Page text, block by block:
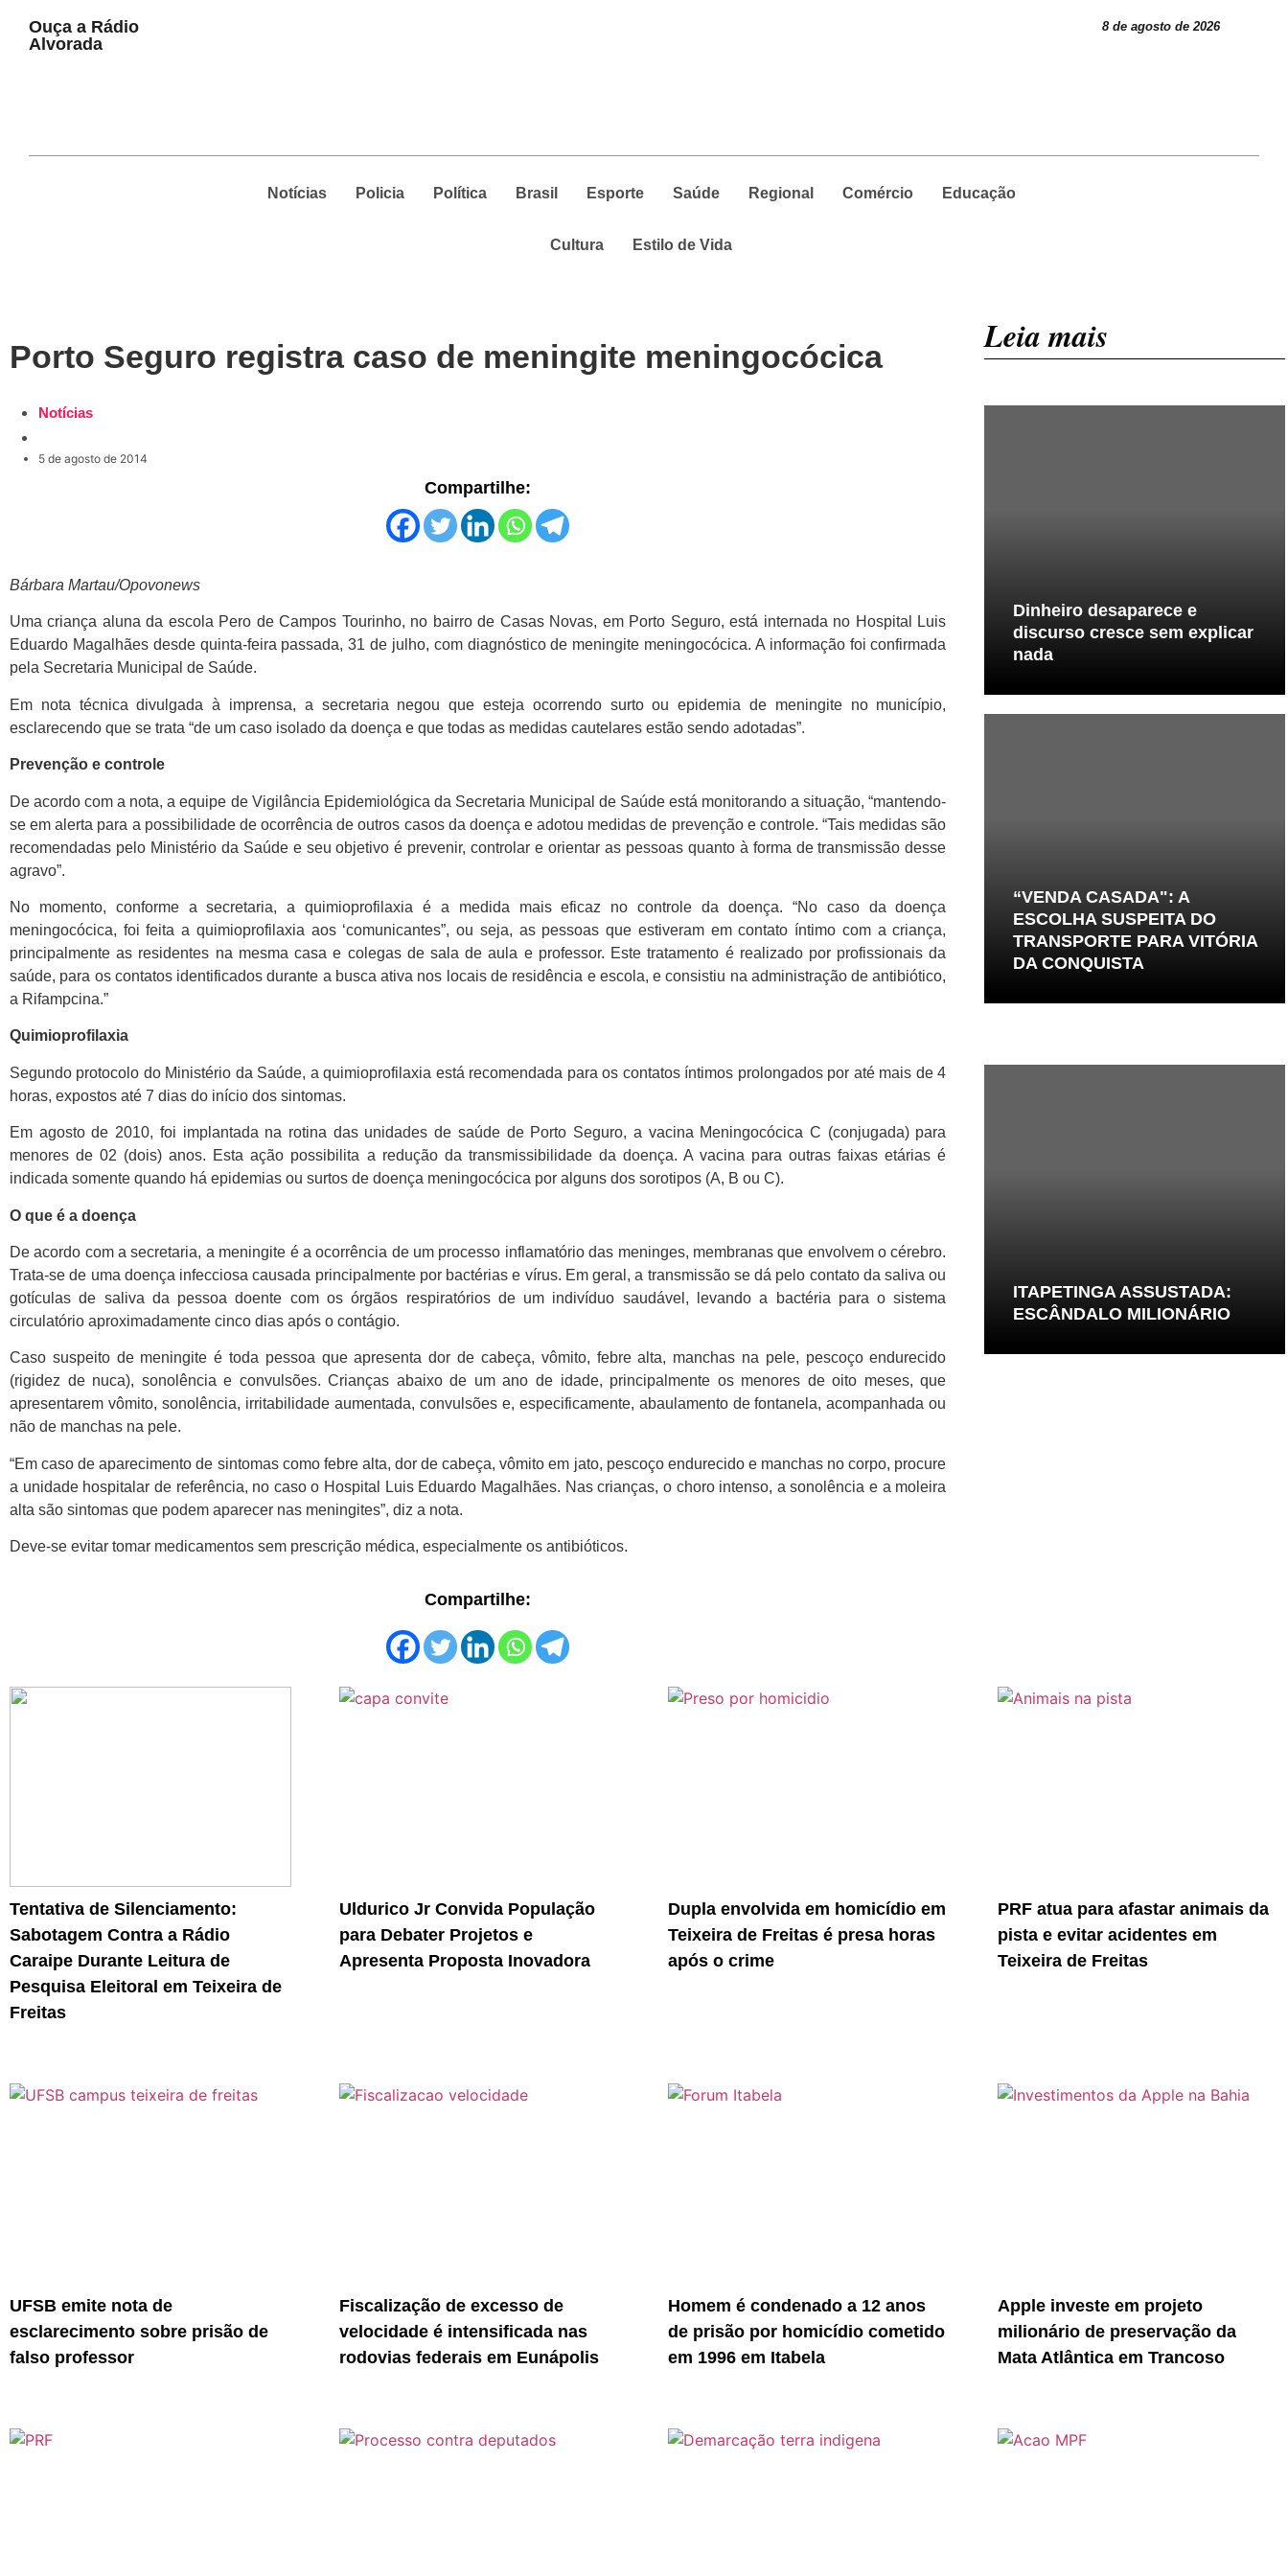
Ouça a Rádio
Alvorada
8 de agosto de 2026
Notícias Policia Política Brasil Esporte Saúde Regional Comércio Educação
Cultura Estilo de Vida
Porto Seguro registra caso de meningite meningocócica
Notícias
5 de agosto de 2014
Compartilhe:
Bárbara Martau/Opovonews
Uma criança aluna da escola Pero de Campos Tourinho, no bairro de Casas Novas, em Porto Seguro, está internada no Hospital Luis
Eduardo Magalhães desde quinta-feira passada, 31 de julho, com diagnóstico de meningite meningocócica. A informação foi confirmada
pela Secretaria Municipal de Saúde.
Em nota técnica divulgada à imprensa, a secretaria negou que esteja ocorrendo surto ou epidemia de meningite no município,
esclarecendo que se trata “de um caso isolado da doença e que todas as medidas cautelares estão sendo adotadas”.
Prevenção e controle
De acordo com a nota, a equipe de Vigilância Epidemiológica da Secretaria Municipal de Saúde está monitorando a situação, “mantendo-
se em alerta para a possibilidade de ocorrência de outros casos da doença e adotou medidas de prevenção e controle. “Tais medidas são
recomendadas pelo Ministério da Saúde e seu objetivo é prevenir, controlar e orientar as pessoas quanto à forma de transmissão desse
agravo”.
No momento, conforme a secretaria, a quimioprofilaxia é a medida mais eficaz no controle da doença. “No caso da doença
meningocócica, foi feita a quimioprofilaxia aos ‘comunicantes”, ou seja, as pessoas que estiveram em contato íntimo com a criança,
principalmente as residentes na mesma casa e colegas de sala de aula e professor. Este tratamento é realizado por profissionais da
saúde, para os contatos identificados durante a busca ativa nos locais de residência e escola, e consistiu na administração de antibiótico,
a Rifampcina.”
Quimioprofilaxia
Segundo protocolo do Ministério da Saúde, a quimioprofilaxia está recomendada para os contatos íntimos prolongados por até mais de 4
horas, expostos até 7 dias do início dos sintomas.
Em agosto de 2010, foi implantada na rotina das unidades de saúde de Porto Seguro, a vacina Meningocócica C (conjugada) para
menores de 02 (dois) anos. Esta ação possibilita a redução da transmissibilidade da doença. A vacina para outras faixas etárias é
indicada somente quando há epidemias ou surtos de doença meningocócica por alguns dos sorotipos (A, B ou C).
O que é a doença
De acordo com a secretaria, a meningite é a ocorrência de um processo inflamatório das meninges, membranas que envolvem o cérebro.
Trata-se de uma doença infecciosa causada principalmente por bactérias e vírus. Em geral, a transmissão se dá pelo contato da saliva ou
gotículas de saliva da pessoa doente com os órgãos respiratórios de um indivíduo saudável, levando a bactéria para o sistema
circulatório aproximadamente cinco dias após o contágio.
Caso suspeito de meningite é toda pessoa que apresenta dor de cabeça, vômito, febre alta, manchas na pele, pescoço endurecido
(rigidez de nuca), sonolência e convulsões. Crianças abaixo de um ano de idade, principalmente os menores de oito meses, que
apresentarem vômito, sonolência, irritabilidade aumentada, convulsões e, especificamente, abaulamento de fontanela, acompanhada ou
não de manchas na pele.
“Em caso de aparecimento de sintomas como febre alta, dor de cabeça, vômito em jato, pescoço endurecido e manchas no corpo, procure
a unidade hospitalar de referência, no caso o Hospital Luis Eduardo Magalhães. Nas crianças, o choro intenso, a sonolência e a moleira
alta são sintomas que podem aparecer nas meningites”, diz a nota.
Deve-se evitar tomar medicamentos sem prescrição médica, especialmente os antibióticos.
Compartilhe:
Leia mais
Dinheiro desaparece e
discurso cresce sem explicar
nada
“VENDA CASADA": A
ESCOLHA SUSPEITA DO
TRANSPORTE PARA VITÓRIA
DA CONQUISTA
ITAPETINGA ASSUSTADA:
ESCÂNDALO MILIONÁRIO
Tentativa de Silenciamento:
Sabotagem Contra a Rádio
Caraipe Durante Leitura de
Pesquisa Eleitoral em Teixeira de
Freitas
Uldurico Jr Convida População
para Debater Projetos e
Apresenta Proposta Inovadora
Dupla envolvida em homicídio em
Teixeira de Freitas é presa horas
após o crime
PRF atua para afastar animais da
pista e evitar acidentes em
Teixeira de Freitas
UFSB emite nota de
esclarecimento sobre prisão de
falso professor
Fiscalização de excesso de
velocidade é intensificada nas
rodovias federais em Eunápolis
Homem é condenado a 12 anos
de prisão por homicídio cometido
em 1996 em Itabela
Apple investe em projeto
milionário de preservação da
Mata Atlântica em Trancoso